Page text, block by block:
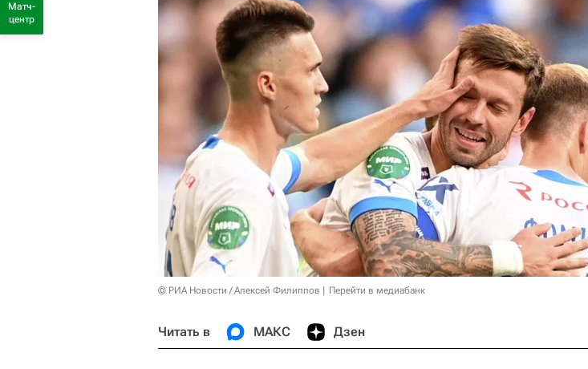
© РИА Новости / Алексей Филиппов Перейти в медиабанк
Читать в МАКС Дзен
Матч-
центр